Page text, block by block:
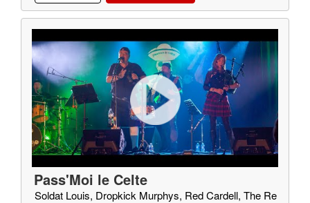
Pass'Moi le Celte
Soldat Louis, Dropkick Murphys, Red Cardell, The Re